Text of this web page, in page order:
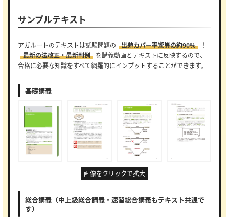
サンプルテキスト
アガルートのテキストは試験問題の 出題カバー率驚異の約90%
！
最新の法改正・最新判例
を講義動画とテキストに反映するので、
合格に必要な知識をすべて網羅的にインプットすることができます。
基礎講義
画像をクリックで拡大
総合講義（中上級総合講義・速習総合講義もテキスト共通で
す）